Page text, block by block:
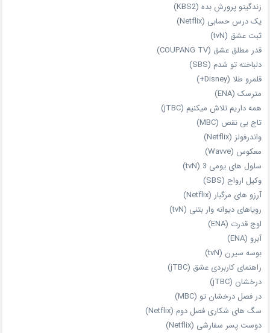
زندگیتو پرورش بده (KBS2)
یک درس حسابی (Netflix)
ثبت عشق (tvN)
قدر مطلق عشق (COUPANG TV)
دلباخته تو شدم (SBS)
قلمرو طلا (Disney+)
مترسک (ENA)
همه داریم تلاش میکنیم (jTBC)
تاج بی‌ نقص (MBC)
واندرفولز (Netflix)
معکوس (Wavve)
سلول های یومی 3 (tvN)
وکیل ارواح (SBS)
آرزو های مرگبار (Netflix)
رویاهای دیوانه‌ وار بتنی (tvN)
اوج قدرت (ENA)
آبرو (ENA)
بوسه سیرن (tvN)
راهنمای کاربردی عشق (jTBC)
درخشان (jTBC)
در فصل درخشان تو (MBC)
سگ های شکاری فصل دوم (Netflix)
دوست‌ پسر سفارشی (Netflix)